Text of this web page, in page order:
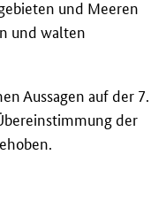
und Meeren
und walten
Aussagen auf der 7.
der